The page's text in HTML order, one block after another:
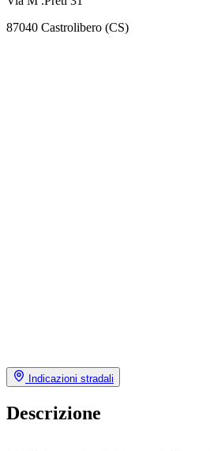
87040 Castrolibero (CS)
Indicazioni stradali
Descrizione